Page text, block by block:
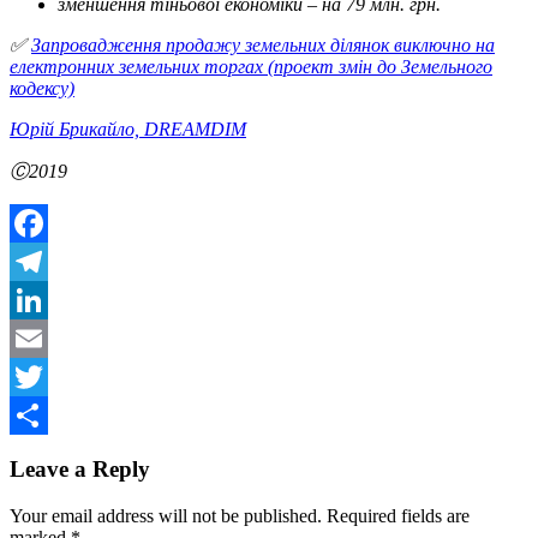
✅Запровадження продажу земельних ділянок виключно на
електронних земельних торгах (проект змін до Земельного
кодексу)
Юрій Брикайло, DREAMDIM
Ⓒ2019
Facebook
Telegram
LinkedIn
Email
Twitter
Leave a Reply
Your email address will not be published. Required fields are